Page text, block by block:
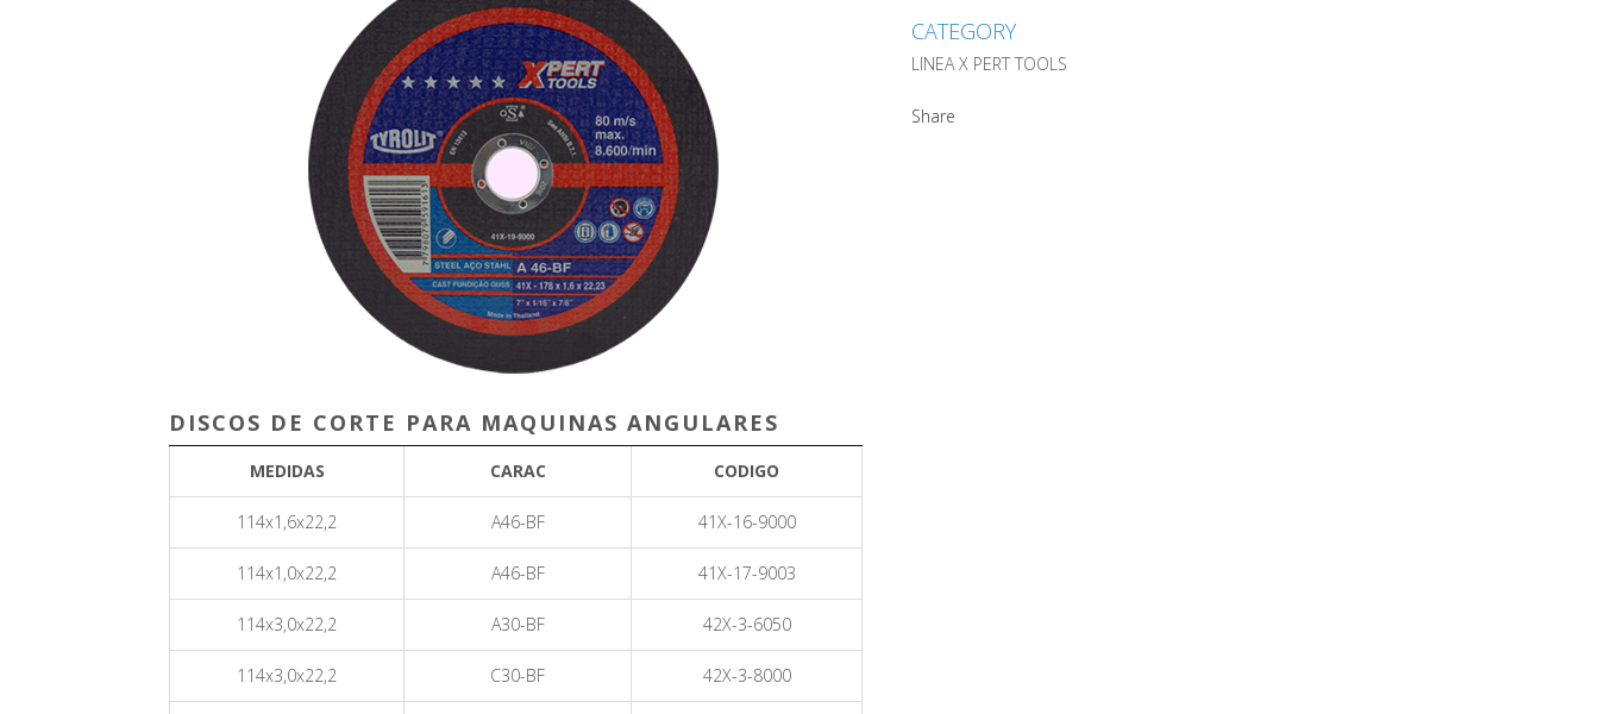
DISCOS DE CORTE PARA MAQUINAS ANGULARES
MEDIDAS CARAC CODIGO
114x1,6x22,2 A46-BF 41X-16-9000
114x1,0x22,2 A46-BF 41X-17-9003
114x3,0x22,2 A30-BF 42X-3-6050
114x3,0x22,2 C30-BF 42X-3-8000
CATEGORY
LINEA X PERT TOOLS
Share